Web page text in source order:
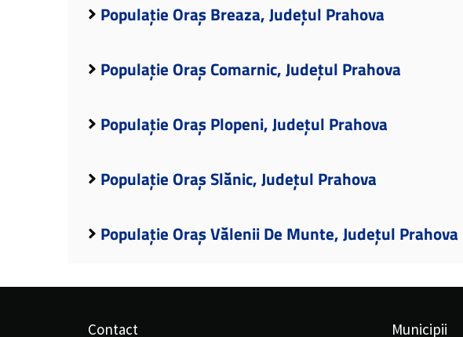
Populație Oraș Breaza, Județul Prahova
Populație Oraș Comarnic, Județul Prahova
Populație Oraș Plopeni, Județul Prahova
Populație Oraș Slănic, Județul Prahova
Populație Oraș Vălenii De Munte, Județul Prahova
Contact Municipii